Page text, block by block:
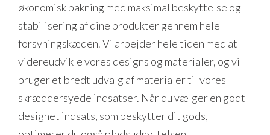
økonomisk pakning med maksimal beskyttelse og
stabilisering af dine produkter gennem hele
forsyningskæden. Vi arbejder hele tiden med at
videreudvikle vores designs og materialer, og vi
bruger et bredt udvalg af materialer til vores
skræddersyede indsatser. Når du vælger en godt
designet indsats, som beskytter dit gods,